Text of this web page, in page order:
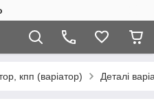
кпп (варіатор) Деталі